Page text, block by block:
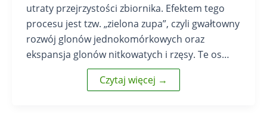
utraty przejrzystości zbiornika. Efektem tego
procesu jest tzw. „zielona zupa”, czyli gwałtowny
rozwój glonów jednokomórkowych oraz
ekspansja glonów nitkowatych i rzęsy. Te os…
Czytaj więcej →